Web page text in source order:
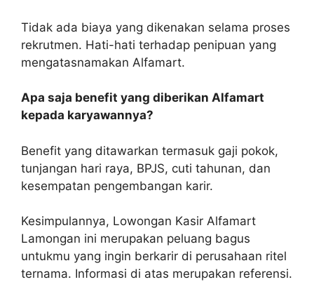
Tidak ada biaya yang dikenakan selama proses
rekrutmen. Hati-hati terhadap penipuan yang
mengatasnamakan Alfamart.
Apa saja benefit yang diberikan Alfamart
kepada karyawannya?
Benefit yang ditawarkan termasuk gaji pokok,
tunjangan hari raya, BPJS, cuti tahunan, dan
kesempatan pengembangan karir.
Kesimpulannya, Lowongan Kasir Alfamart
Lamongan ini merupakan peluang bagus
untukmu yang ingin berkarir di perusahaan ritel
ternama. Informasi di atas merupakan referensi.